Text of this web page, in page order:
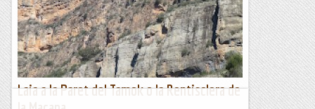
Laia a la Paret del Tamok o la Rentisclera de